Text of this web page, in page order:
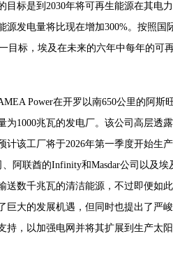
目标是到2030年将可再生能源在其电
源发电量将比现在增加300%。按照
目标，埃及在未来的六年中每年的可
Power在开罗以南650公里的阿
为1000兆瓦的发电厂。该公司高层透
该工厂将于2026年第一季度开始生产
、阿联酋的Infinity和Masdar公司以及
送数千兆瓦的清洁能源，不过即便如
巨大的发展机遇，但同时也提出了严峻
持，以加强电网并将其扩展到生产太